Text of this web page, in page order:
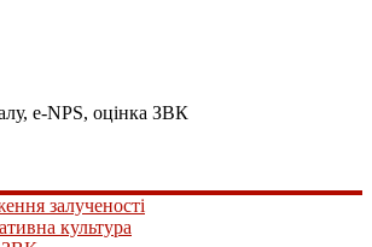
e-NPS, оцінка ЗВК
залученості
культура